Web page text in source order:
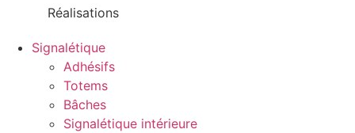
Réalisations
Signalétique
Adhésifs
Totems
Bâches
Signalétique intérieure